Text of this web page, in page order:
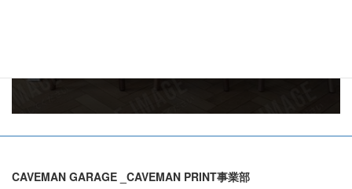
CAVEMAN GARAGE _CAVEMAN PRINT事業部